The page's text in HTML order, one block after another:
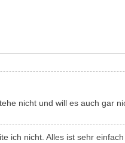
nicht und will es auch gar
ich nicht. Alles ist sehr einfach